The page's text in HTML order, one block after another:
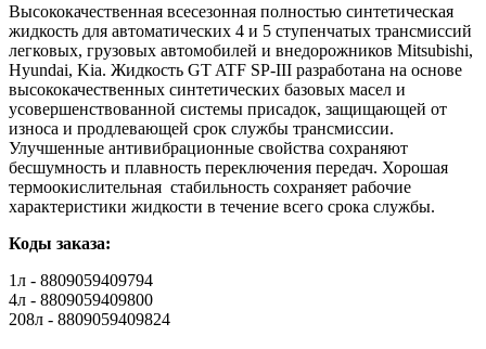
Высококачественная всесезонная полностью синтетическая
жидкость для автоматических 4 и 5 ступенчатых трансмиссий
легковых, грузовых автомобилей и внедорожников Mitsubishi,
Hyundai, Kia. Жидкость GT ATF SP-III разработана на основе
высококачественных синтетических базовых масел и
усовершенствованной системы присадок, защищающей от
износа и продлевающей срок службы трансмиссии.
Улучшенные антивибрационные свойства сохраняют
бесшумность и плавность переключения передач. Хорошая
термоокислительная стабильность сохраняет рабочие
характеристики жидкости в течение всего срока службы.
Коды заказа:
1л - 8809059409794
4л - 8809059409800
208л - 8809059409824